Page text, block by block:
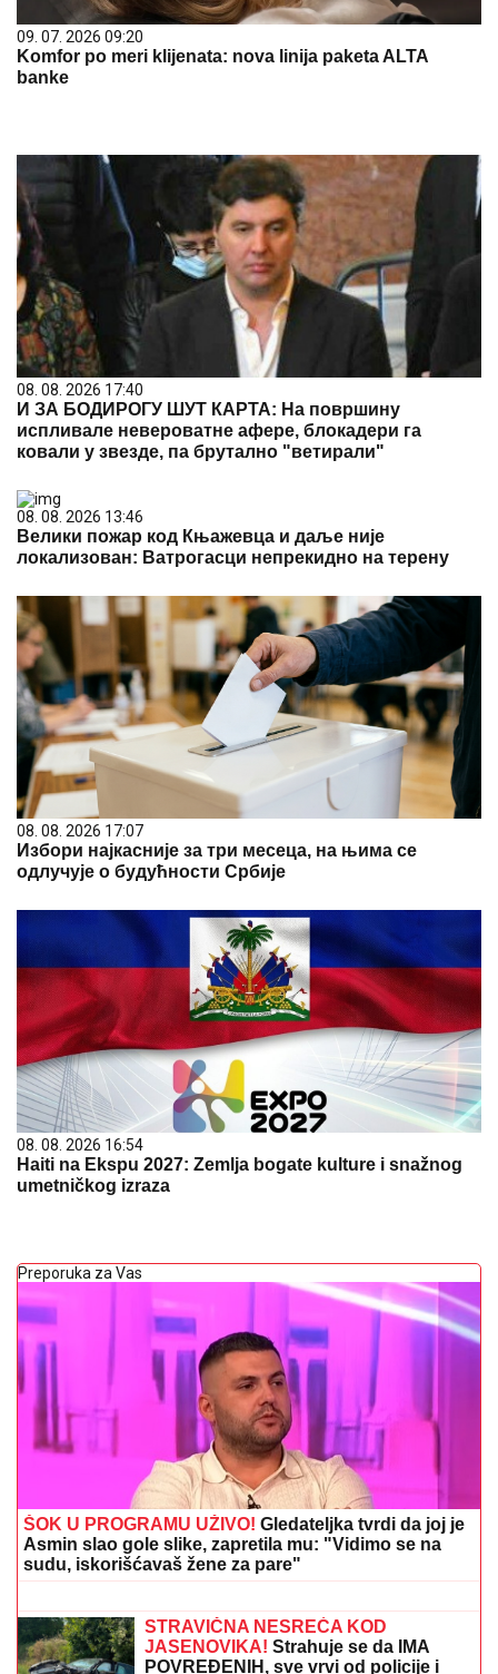
09. 07. 2026 09:20
Komfor po meri klijenata: nova linija paketa ALTA
banke
08. 08. 2026 17:40
И ЗА БОДИРОГУ ШУТ КАРТА: На површину
испливале невероватне афере, блокадери га
ковали у звезде, па брутално "ветирали"
08. 08. 2026 13:46
Велики пожар код Књажевца и даље није
локализован: Ватрогасци непрекидно на терену
08. 08. 2026 17:07
Избори најкасније за три месеца, на њима се
одлучује о будућности Србије
08. 08. 2026 16:54
Haiti na Ekspu 2027: Zemlja bogate kulture i snažnog
umetničkog izraza
Preporuka za Vas
ŠOK U PROGRAMU UŽIVO! Gledateljka tvrdi da joj je
Asmin slao gole slike, zapretila mu: "Vidimo se na
sudu, iskorišćavaš žene za pare"
Amerikanci ostali zapanjeni, šta to radi
Denver?